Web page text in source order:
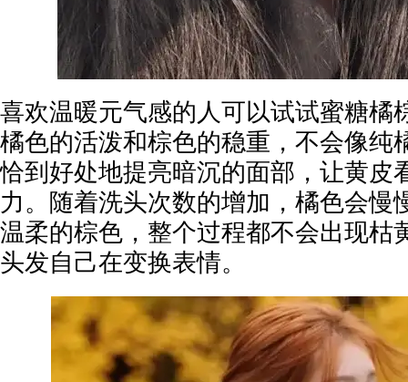
喜欢温暖元气感的人可以试试蜜糖橘
橘色的活泼和棕色的稳重，不会像纯
恰到好处地提亮暗沉的面部，让黄皮
力。随着洗头次数的增加，橘色会慢
温柔的棕色，整个过程都不会出现枯
头发自己在变换表情。